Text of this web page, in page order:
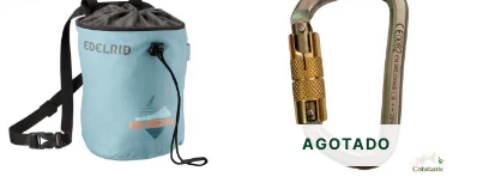
AGOTADO